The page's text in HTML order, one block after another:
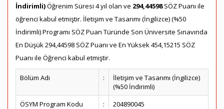
İndirimli)Öğrenim Süresi 4 yıl olan ve 294,44598SÖZ Puanı ile
öğrenci kabul etmiştir. İletişim ve Tasarımı (İngilizce) (%50
İndirimli) Programı SÖZ Puan Türünde Son Üniversite Sınavında
En Düşük 294,44598 SÖZ Puanı ve En Yüksek 454,15215 SÖZ
Puanı ile Öğrenci kabul etmiştir.
Bölüm Adı :
İletişim ve Tasarımı (İngilizce)
(%50 İndirimli)
ÖSYM Program Kodu
:
204890045